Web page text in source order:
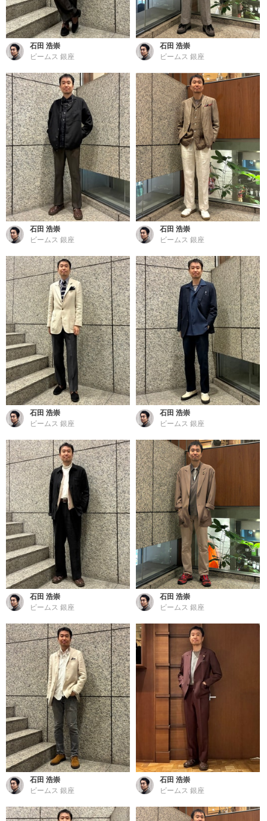
石田 浩崇
ビームス 銀座
石田 浩崇
ビームス 銀座
石田 浩崇
ビームス 銀座
石田 浩崇
ビームス 銀座
石田 浩崇
ビームス 銀座
石田 浩崇
ビームス 銀座
石田 浩崇
ビームス 銀座
石田 浩崇
ビームス 銀座
石田 浩崇
ビームス 銀座
石田 浩崇
ビームス 銀座